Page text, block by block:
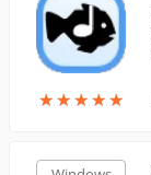
★★★★★
★★★★★